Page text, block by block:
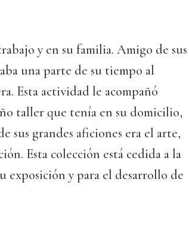
y en su familia. Amigo de sus
una parte de su tiempo al
Esta actividad le acompañó
taller que tenía en su domicilio,
sus grandes aficiones era el arte,
Esta colección está cedida a la
exposición y para el desarrollo de